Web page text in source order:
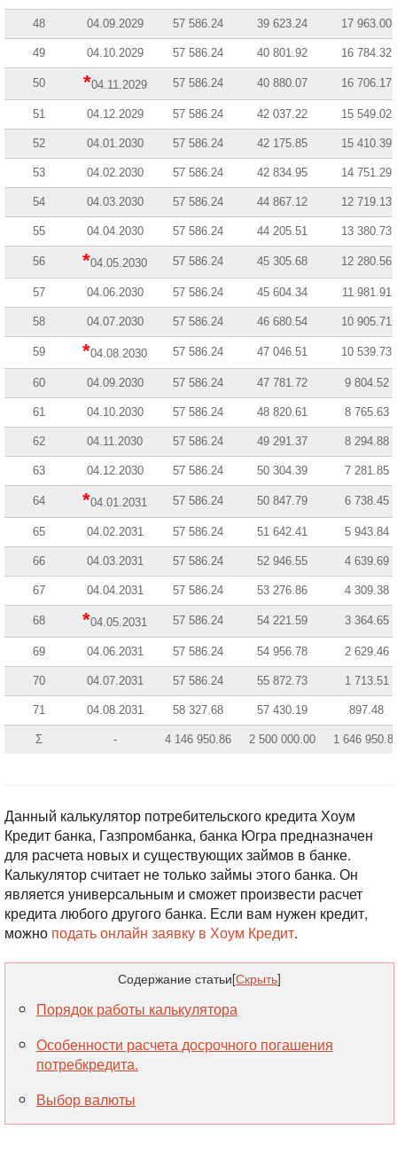
48 04.09.2029 57 586.24 39 623.24 17 963.00
49 04.10.2029 57 586.24 40 801.92 16 784.32
50 *04.11.2029 57 586.24 40 880.07 16 706.17
51 04.12.2029 57 586.24 42 037.22 15 549.02
52 04.01.2030 57 586.24 42 175.85 15 410.39
53 04.02.2030 57 586.24 42 834.95 14 751.29
54 04.03.2030 57 586.24 44 867.12 12 719.13
55 04.04.2030 57 586.24 44 205.51 13 380.73
56 *04.05.2030 57 586.24 45 305.68 12 280.56
57 04.06.2030 57 586.24 45 604.34 11 981.91
58 04.07.2030 57 586.24 46 680.54 10 905.71
59 *04.08.2030 57 586.24 47 046.51 10 539.73
60 04.09.2030 57 586.24 47 781.72 9 804.52
61 04.10.2030 57 586.24 48 820.61 8 765.63
62 04.11.2030 57 586.24 49 291.37 8 294.88
63 04.12.2030 57 586.24 50 304.39 7 281.85
64 *04.01.2031 57 586.24 50 847.79 6 738.45
65 04.02.2031 57 586.24 51 642.41 5 943.84
66 04.03.2031 57 586.24 52 946.55 4 639.69
67 04.04.2031 57 586.24 53 276.86 4 309.38
68 *04.05.2031 57 586.24 54 221.59 3 364.65
69 04.06.2031 57 586.24 54 956.78 2 629.46
70 04.07.2031 57 586.24 55 872.73 1 713.51
71 04.08.2031 58 327.68 57 430.19 897.48
Σ - 4 146 950.86 2 500 000.00 1 646
Данный калькулятор потребительского кредита Хоум
Кредит банка, Газпромбанка, банка Югра предназначен
для расчета новых и существующих займов в банке.
Калькулятор считает не только займы этого банка. Он
является универсальным и сможет произвести расчет
кредита любого другого банка. Если вам нужен кредит,
можно подать онлайн заявку в Хоум Кредит.
Содержание статьи[Скрыть]
Порядок работы калькулятора
Особенности расчета досрочного погашения
потребкредита.
Выбор валюты